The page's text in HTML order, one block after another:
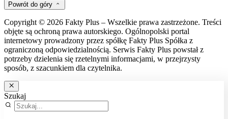
Powrót do góry
Copyright © 2026 Fakty Plus – Wszelkie prawa zastrzeżone. Treści
objęte są ochroną prawa autorskiego. Ogólnopolski portal
internetowy prowadzony przez spółkę Fakty Plus Spółka z
ograniczoną odpowiedzialnością. Serwis Fakty Plus powstał z
potrzeby dzielenia się rzetelnymi informacjami, w przejrzysty
sposób, z szacunkiem dla czytelnika.
Szukaj